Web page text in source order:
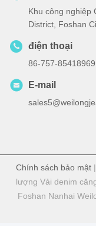
Khu công nghiệp
District, Foshan
điện thoại
86-757-85418969
E-mail
Chính sách bảo mật |
lượng Vải denim
Foshan Nanhai